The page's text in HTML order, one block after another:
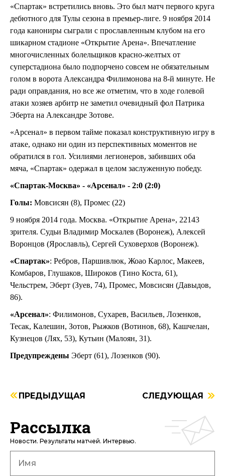
«Спартак» встретились вновь. Это был матч первого круга
дебютного для Тулы сезона в премьер-лиге. 9 ноября 2014
года канониры сыграли с прославленным клубом на его
шикарном стадионе «Открытие Арена». Впечатление
многочисленных болельщиков красно-желтых от
суперстадиона было подпорчено совсем не обязательным
голом в ворота Александра Филимонова на 8-й минуте. Не
ради оправдания, но все же отметим, что в ходе голевой
атаки хозяев арбитр не заметил очевидный фол Патрика
Эберта на Александре Зотове.
«Арсенал» в первом тайме показал конструктивную игру в
атаке, однако ни один из перспективных моментов не
обратился в гол. Усилиями легионеров, забивших оба
мяча, «Спартак» одержал в целом заслуженную победу.
«Спартак-Москва» - «Арсенал» - 2:0 (2:0)
Голы: Мовсисян (8), Промес (22)
9 ноября 2014 года. Москва. «Открытие Арена», 22143
зрителя. Судьи Владимир Москалев (Воронеж), Алексей
Воронцов (Ярославль), Сергей Суховерхов (Воронеж).
«Спартак»: Ребров, Паршивлюк, Жоао Карлос, Макеев,
Комбаров, Глушаков, Широков (Тино Коста, 61),
Чельстрем, Эберт (Зуев, 74), Промес, Мовсисян (Давыдов,
86).
«Арсенал»: Филимонов, Сухарев, Васильев, Лозенков,
Тесак, Калешин, Зотов, Рыжков (Вотинов, 68), Кашчелан,
Кузнецов (Лях, 53), Кутьин (Малоян, 31).
Предупреждены Эберт (61), Лозенков (90).
ПРЕДЫДУЩАЯ СЛЕДУЮЩАЯ
Рассылка
Новости. Результаты матчей. Интервью.